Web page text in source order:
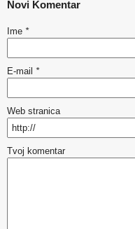
Novi Komentar
Ime *
E-mail *
Web stranica
Tvoj komentar